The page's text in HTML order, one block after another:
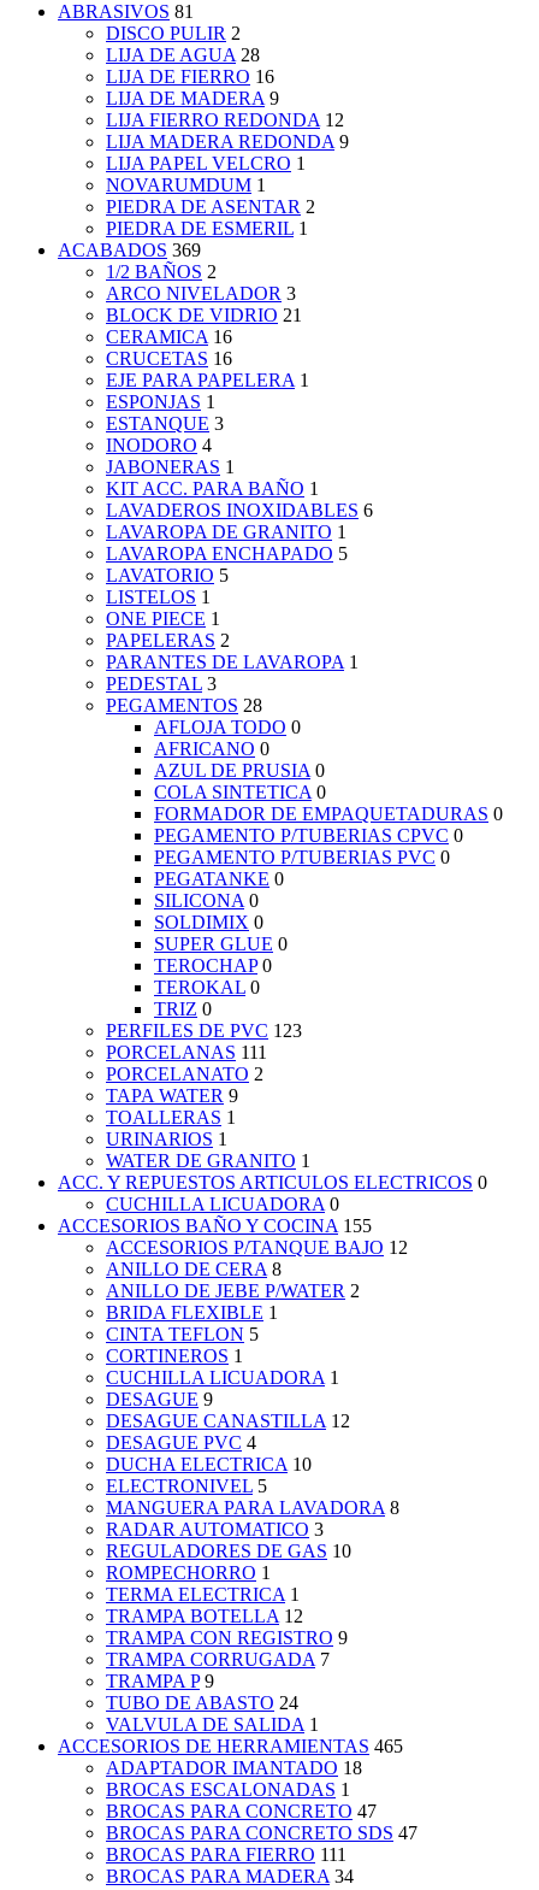
ABRASIVOS 81
DISCO PULIR 2
LIJA DE AGUA 28
LIJA DE FIERRO 16
LIJA DE MADERA 9
LIJA FIERRO REDONDA 12
LIJA MADERA REDONDA 9
LIJA PAPEL VELCRO 1
NOVARUMDUM 1
PIEDRA DE ASENTAR 2
PIEDRA DE ESMERIL 1
ACABADOS 369
1/2 BAÑOS 2
ARCO NIVELADOR 3
BLOCK DE VIDRIO 21
CERAMICA 16
CRUCETAS 16
EJE PARA PAPELERA 1
ESPONJAS 1
ESTANQUE 3
INODORO 4
JABONERAS 1
KIT ACC. PARA BAÑO 1
LAVADEROS INOXIDABLES 6
LAVAROPA DE GRANITO 1
LAVAROPA ENCHAPADO 5
LAVATORIO 5
LISTELOS 1
ONE PIECE 1
PAPELERAS 2
PARANTES DE LAVAROPA 1
PEDESTAL 3
PEGAMENTOS 28
AFLOJA TODO 0
AFRICANO 0
AZUL DE PRUSIA 0
COLA SINTETICA 0
FORMADOR DE EMPAQUETADURAS 0
PEGAMENTO P/TUBERIAS CPVC 0
PEGAMENTO P/TUBERIAS PVC 0
PEGATANKE 0
SILICONA 0
SOLDIMIX 0
SUPER GLUE 0
TEROCHAP 0
TEROKAL 0
TRIZ 0
PERFILES DE PVC 123
PORCELANAS 111
PORCELANATO 2
TAPA WATER 9
TOALLERAS 1
URINARIOS 1
WATER DE GRANITO 1
ACC. Y REPUESTOS ARTICULOS ELECTRICOS 0
CUCHILLA LICUADORA 0
ACCESORIOS BAÑO Y COCINA 155
ACCESORIOS P/TANQUE BAJO 12
ANILLO DE CERA 8
ANILLO DE JEBE P/WATER 2
BRIDA FLEXIBLE 1
CINTA TEFLON 5
CORTINEROS 1
CUCHILLA LICUADORA 1
DESAGUE 9
DESAGUE CANASTILLA 12
DESAGUE PVC 4
DUCHA ELECTRICA 10
ELECTRONIVEL 5
MANGUERA PARA LAVADORA 8
RADAR AUTOMATICO 3
REGULADORES DE GAS 10
ROMPECHORRO 1
TERMA ELECTRICA 1
TRAMPA BOTELLA 12
TRAMPA CON REGISTRO 9
TRAMPA CORRUGADA 7
TRAMPA P 9
TUBO DE ABASTO 24
VALVULA DE SALIDA 1
ACCESORIOS DE HERRAMIENTAS 465
ADAPTADOR IMANTADO 18
BROCAS ESCALONADAS 1
BROCAS PARA CONCRETO 47
BROCAS PARA CONCRETO SDS 47
BROCAS PARA FIERRO 111
BROCAS PARA MADERA 34